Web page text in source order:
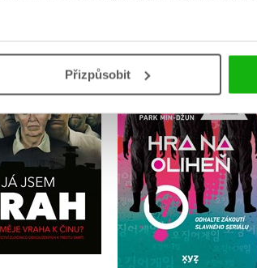
Přizpůsobit
Já jsem vrah
Do košíku
449 Kč
359 Kč
Hra na oliheň - The
Squid Game Neoficiální
průvodce
Park Min-džun
Do košíku
299 Kč
239 Kč